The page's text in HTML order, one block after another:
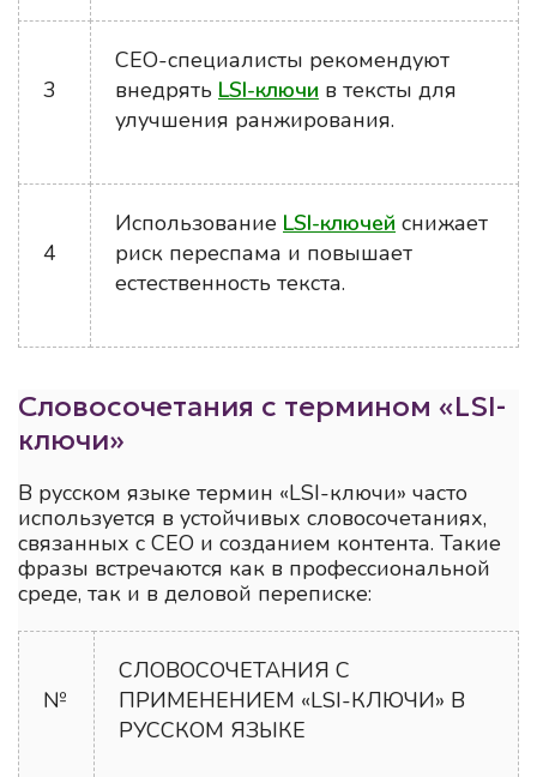
3
СЕО-специалисты рекомендуют
внедрять LSI-ключи в тексты для
улучшения ранжирования.
4
Использование LSI-ключей снижает
риск переспама и повышает
естественность текста.
Словосочетания с термином «LSI-
ключи»
В русском языке термин «LSI-ключи» часто
используется в устойчивых словосочетаниях,
связанных с СЕО и созданием контента. Такие
фразы встречаются как в профессиональной
среде, так и в деловой переписке:
№
СЛОВОСОЧЕТАНИЯ С
ПРИМЕНЕНИЕМ «LSI-КЛЮЧИ» В
РУССКОМ ЯЗЫКЕ